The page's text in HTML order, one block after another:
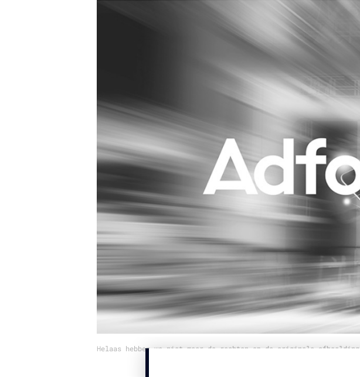
Influencer marketing
Interne communicatie
Helaas hebben we niet meer de rechten op de originele afbeelding